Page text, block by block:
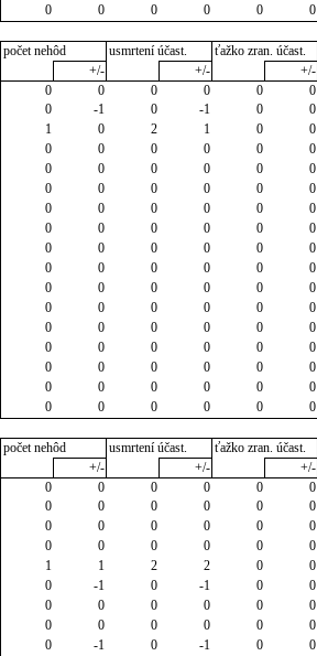
0 0 0 0 0 0
počet nehôd usmrtení účast. ťažko zran. účast.
+/-
+/- +/-
0 0 0 0 0 0
0 -1 0 -1 0 0
1 0 2 1 0 0
0 0 0 0 0 0
0 0 0 0 0 0
0 0 0 0 0 0
0 0 0 0 0 0
0 0 0 0 0 0
0 0 0 0 0 0
0 0 0 0 0 0
0 0 0 0 0 0
0 0 0 0 0 0
0 0 0 0 0 0
0 0 0 0 0 0
0 0 0 0 0 0
0 0 0 0 0 0
0 0 0 0 0 0
počet nehôd usmrtení účast. ťažko zran. účast.
+/-
+/- +/-
0 0 0 0 0 0
0 0 0 0 0 0
0 0 0 0 0 0
0 0 0 0 0 0
1 1 2 2 0 0
0 -1 0 -1 0 0
0 0 0 0 0 0
0 0 0 0 0 0
0 -1 0 -1 0 0